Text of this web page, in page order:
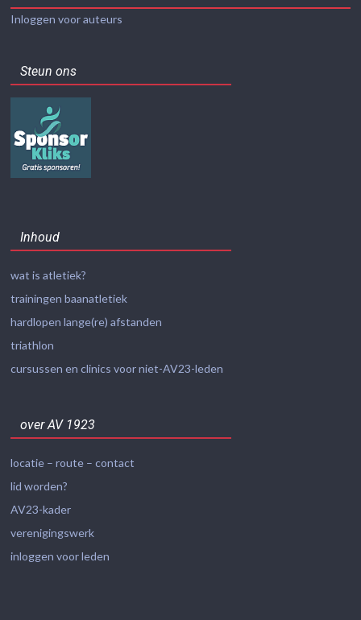
Inloggen voor auteurs
Steun ons
Inhoud
wat is atletiek?
trainingen baanatletiek
hardlopen lange(re) afstanden
triathlon
cursussen en clinics voor niet-AV23-leden
over AV 1923
locatie – route – contact
lid worden?
AV23-kader
verenigingswerk
inloggen voor leden